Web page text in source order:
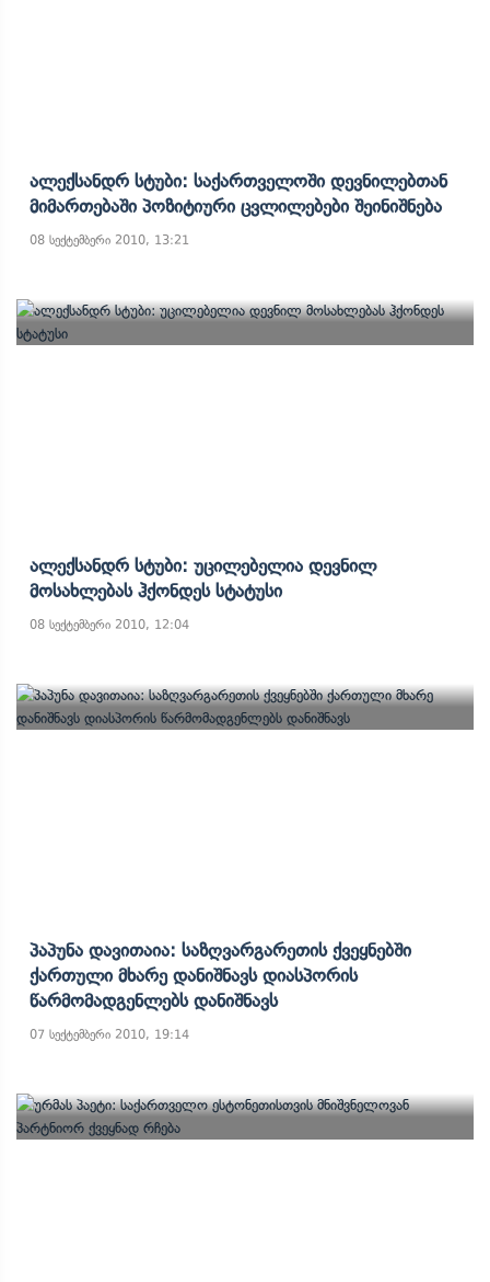
Ალექსანდრ Სტუბი: Საქართველოში Დევნილებთან
Მიმართებაში Პოზიტიური Ცვლილებები Შეინიშნება
08 სექტემბერი 2010, 13:21
Ალექსანდრ Სტუბი: Უცილებელია Დევნილ
Მოსახლებას Ჰქონდეს Სტატუსი
08 სექტემბერი 2010, 12:04
Პაპუნა Დავითაია: Საზღვარგარეთის Ქვეყნებში
Ქართული Მხარე Დანიშნავს Დიასპორის
Წარმომადგენლებს Დანიშნავს
07 სექტემბერი 2010, 19:14